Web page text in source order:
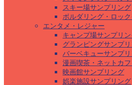
スキー場サンプリング
ボルダリング・ロッ
エンタメ・レジャー
キャンプ場サンプリ
グランピングサンプ
バーベキューサンプ
漫画喫茶・ネットカ
映画館サンプリング
娯楽施設サンプリング